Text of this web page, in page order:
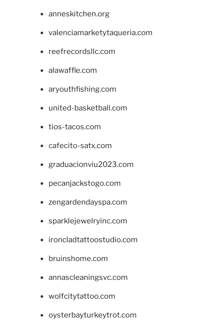
anneskitchen.org
valenciamarketytaqueria.com
reefrecordsllc.com
alawaffle.com
aryouthfishing.com
united-basketball.com
tios-tacos.com
cafecito-satx.com
graduacionviu2023.com
pecanjackstogo.com
zengardendayspa.com
sparklejewelryinc.com
ironcladtattoostudio.com
bruinshome.com
annascleaningsvc.com
wolfcitytattoo.com
oysterbayturkeytrot.com